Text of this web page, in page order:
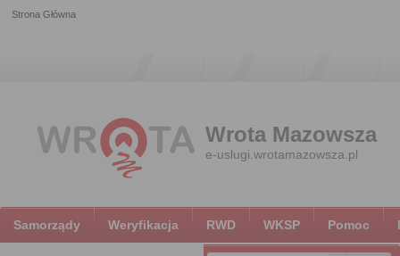
Strona Główna
Wrota Mazowsza
e-uslugi.wrotamazowsza.pl
Samorządy Weryfikacja RWD WKSP Pomoc